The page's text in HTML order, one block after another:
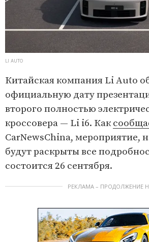
LI AUTO
Китайская компания Li Auto
официальную дату
второго полностью
кроссовера — Li i6. Как
CarNewsChina, мероприятие,
будут раскрыты все
состоится 26 сентября.
РЕКЛАМА – ПРОДОЛЖЕНИЕ